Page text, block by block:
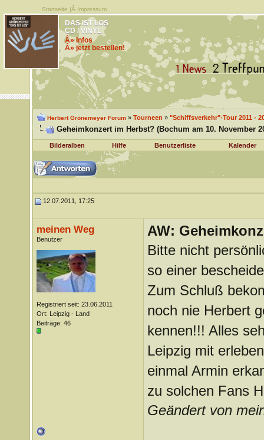
Startseite |Â Impressum
DAS IST LOS
CD / VINYL
Â» Infos
Â» jetzt bestellen!
Herbert Grönemeyer Forum» Tourneen » "Schiffsverkehr"-Tour 2011 -
Geheimkonzert im Herbst? (Bochum am 10. November
Bilderalben Hilfe Benutzerliste Kalender
12.07.2011, 17:25
meinen Weg
Benutzer
Registriert seit: 23.06.2011
Ort: Leipzig - Land
Beiträge: 46
AW:
Bitte nicht
so einer
Zum Schluß
noch nie Herbert
kennen!!! Alles
Leipzig mit
einmal Armin
zu solchen Fans
Geändert von